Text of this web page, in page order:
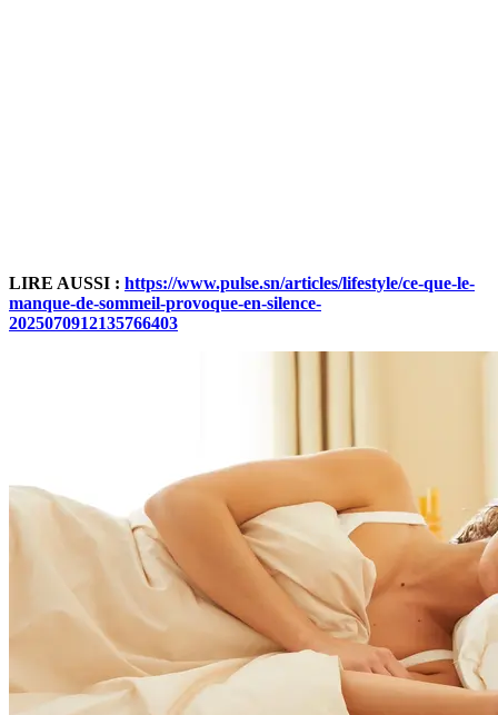
LIRE AUSSI : https://www.pulse.sn/articles/lifestyle/ce-que-le-
manque-de-sommeil-provoque-en-silence-
2025070912135766403